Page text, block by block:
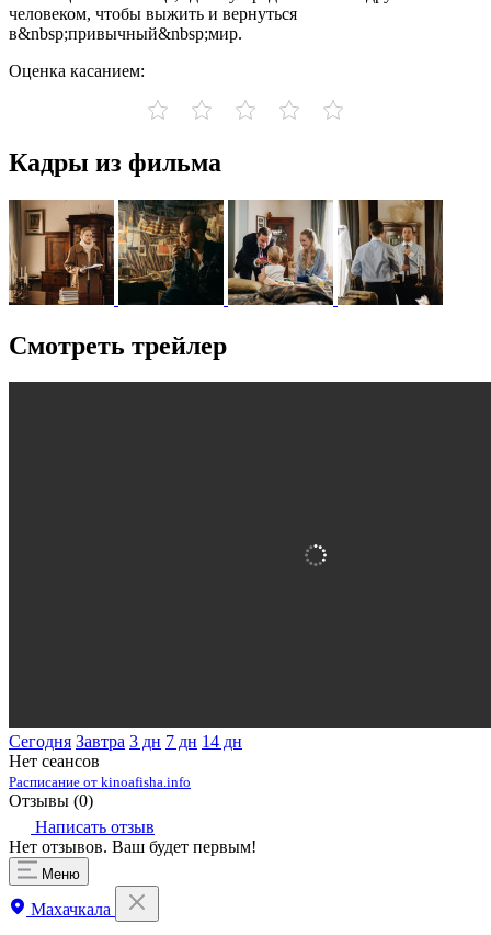
человеком, чтобы выжить и вернуться
в&nbsp;привычный&nbsp;мир.
Оценка касанием:
Кадры из фильма
Смотреть трейлер
Сегодня Завтра 3 дн 7 дн 14 дн
Нет сеансов
Расписание от kinoafisha.info
Отзывы (0)
Написать отзыв
Нет отзывов. Ваш будет первым!
Меню
Махачкала